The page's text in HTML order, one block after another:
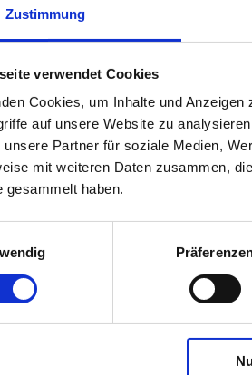
Zustimmung
verwendet Cookies
Cookies, um Inhalte und
auf unsere Website zu
unsere Partner für soziale Medien,
mit weiteren Daten zusammen,
gesammelt haben.
MediterranpflanzenDünger
Artikel-Nr.: 7000226-01-cfg